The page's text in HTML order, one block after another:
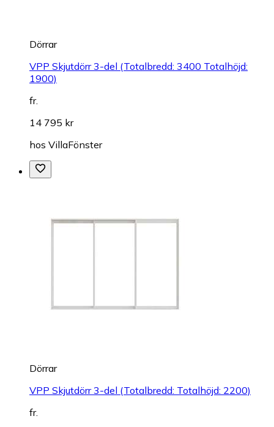
Dörrar
VPP Skjutdörr 3-del (Totalbredd: 3400 Totalhöjd:
1900)
fr.
14 795 kr
hos VillaFönster
Dörrar
VPP Skjutdörr 3-del (Totalbredd: Totalhöjd: 2200)
fr.